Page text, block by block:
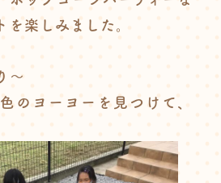
を楽しみました。
～
のヨーヨーを見つけて、